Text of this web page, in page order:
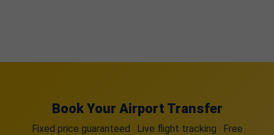
Book Your Airport Transfer
Fixed price guaranteed · Live flight tracking · Free